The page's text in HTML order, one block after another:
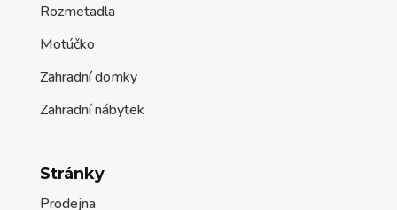
Rozmetadla
Motúčko
Zahradní domky
Zahradní nábytek
Stránky
Prodejna